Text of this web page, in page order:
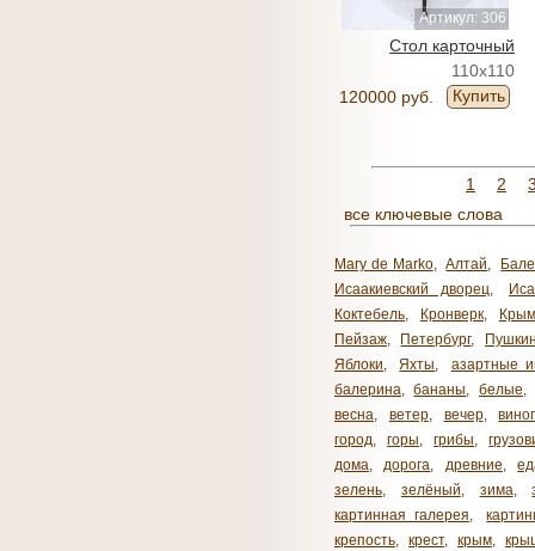
Артикул: 306
Стол карточный
110x110
120000 руб.
Купить
1 2
все ключевые слова
Mary de Marko, Алтай,
Исаакиевский дворец,
Коктебель, Кронверк,
Крым
Пейзаж, Петербург,
Яблоки, Яхты,
азартные
балерина, бананы, белые,
весна, ветер, вечер,
город, горы, грибы,
дома, дорога, древние,
зелень, зелёный, зима,
картинная галерея,
крепость, крест, крым,